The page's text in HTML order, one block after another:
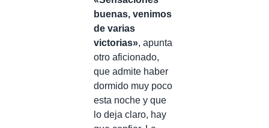
buenas, venimos
de varias
victorias», apunta
otro aficionado,
que admite haber
dormido muy poco
esta noche y que
lo deja claro, hay